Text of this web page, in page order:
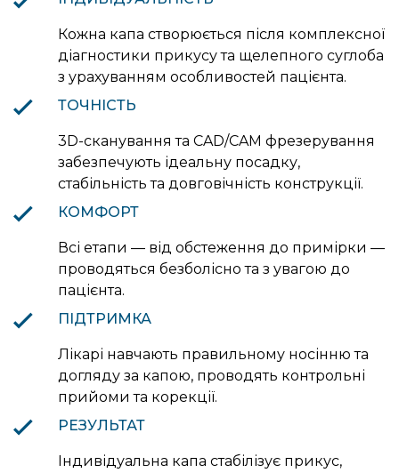
Кожна капа створюється після комплексної
діагностики прикусу та щелепного суглоба
з урахуванням особливостей пацієнта.
ТОЧНІСТЬ
3D-сканування та CAD/CAM фрезерування
забезпечують ідеальну посадку,
стабільність та довговічність конструкції.
КОМФОРТ
Всі етапи — від обстеження до примірки —
проводяться безболісно та з увагою до
пацієнта.
ПІДТРИМКА
Лікарі навчають правильному носінню та
догляду за капою, проводять контрольні
прийоми та корекції.
РЕЗУЛЬТАТ
Індивідуальна капа стабілізує прикус,